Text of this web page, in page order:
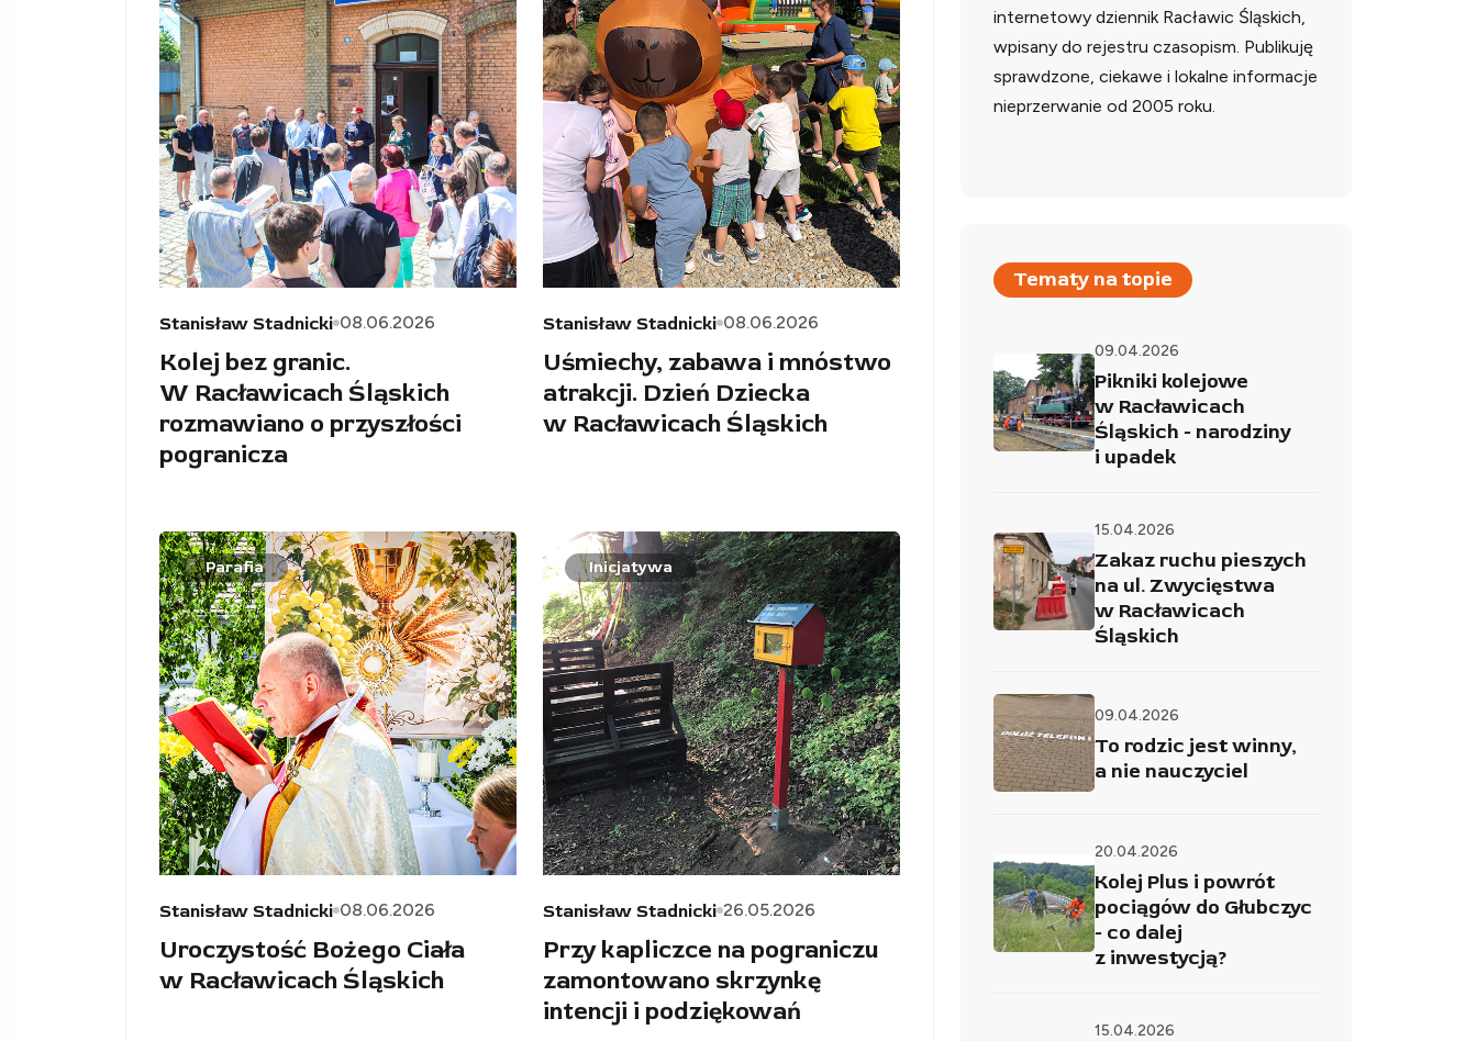
Stanisław Stadnicki 08.06.2026
Kolej bez granic.
W Racławicach Śląskich
rozmawiano o przyszłości
pogranicza
Stanisław Stadnicki 08.06.2026
Uśmiechy, zabawa i mnóstwo
atrakcji. Dzień Dziecka
w Racławicach Śląskich
Parafia
Stanisław Stadnicki 08.06.2026
Uroczystość Bożego Ciała
w Racławicach Śląskich
Inicjatywa
Stanisław Stadnicki 26.05.2026
Przy kapliczce na pograniczu
zamontowano skrzynkę
intencji i podziękowań
internetowy dziennik Racławic Śląskich,
wpisany do rejestru czasopism. Publikuję
sprawdzone, ciekawe i lokalne informacje
nieprzerwanie od 2005 roku.
Tematy na topie
09.04.2026
Pikniki kolejowe
w Racławicach
Śląskich - narodziny
i upadek
15.04.2026
Zakaz ruchu pieszych
na ul. Zwycięstwa
w Racławicach
Śląskich
09.04.2026
To rodzic jest winny,
a nie nauczyciel
20.04.2026
Kolej Plus i powrót
pociągów do Głubczyc
- co dalej
z inwestycją?
15.04.2026